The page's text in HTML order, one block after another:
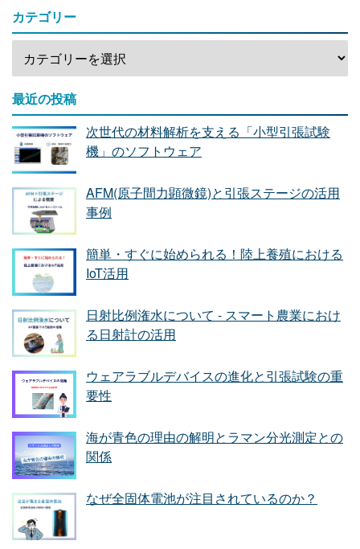
カテゴリー
最近の投稿
次世代の材料解析を支える「小型引張試験
機」のソフトウェア
AFM(原子間力顕微鏡)と引張ステージの活用
事例
簡単・すぐに始められる！陸上養殖における
IoT活用
日射比例潅水について - スマート農業におけ
る日射計の活用
ウェアラブルデバイスの進化と引張試験の重
要性
海が青色の理由の解明とラマン分光測定との
関係
なぜ全固体電池が注目されているのか？